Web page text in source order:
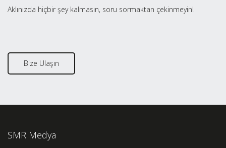
Aklınızda hiçbir şey kalmasın, soru sormaktan çekinmeyin!
Bize Ulaşın
SMR Medya